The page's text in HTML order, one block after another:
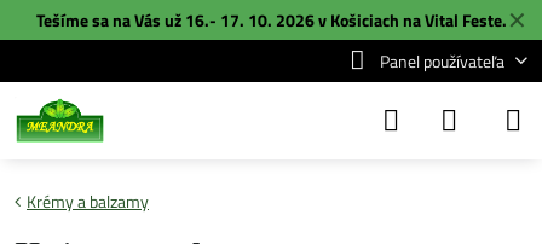
✕
Tešíme sa na Vás už 16.- 17. 10. 2026 v Košiciach naVital Feste.
Panel používateľa
Krémy a balzamy